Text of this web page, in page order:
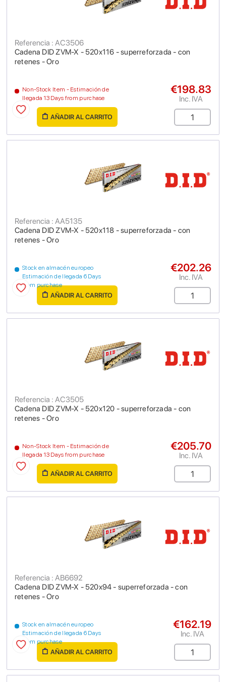
Cadena DID ZVM-X - 520x116 - superreforzada - con
retenes - Oro
Referencia : AC3506
Non-Stock Item - Estimación de
llegada 13 Days from purchase
€198.83
Inc. IVA
AÑADIR AL CARRITO
Cadena DID ZVM-X - 520x118 - superreforzada - con
retenes - Oro
Referencia : AA5135
Stock en almacén europeo
Estimación de llegada 6 Days
from purchase
€202.26
Inc. IVA
AÑADIR AL CARRITO
Cadena DID ZVM-X - 520x120 - superreforzada - con
retenes - Oro
Referencia : AC3505
Non-Stock Item - Estimación de
llegada 13 Days from purchase
€205.70
Inc. IVA
AÑADIR AL CARRITO
Cadena DID ZVM-X - 520x94 - superreforzada - con
retenes - Oro
Referencia : AB6692
Stock en almacén europeo
Estimación de llegada 6 Days
from purchase
€162.19
Inc. IVA
AÑADIR AL CARRITO